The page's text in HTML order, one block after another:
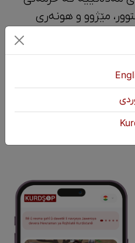
زمان، کەلتوور، مێژوو و ‎هونەری
+964 751 430 3262
+964 751 460
info@kurdshop.net